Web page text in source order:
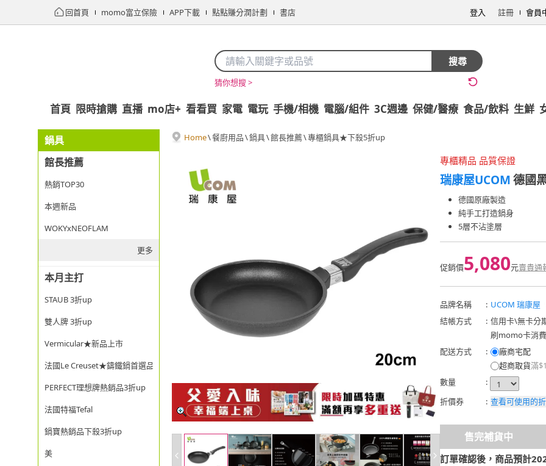
回首頁 momo富立保險 APP下載 點點賺分潤計劃 書店 登入 註冊 會員
搜尋
猜你想搜 >
首頁 限時搶購 直播 mo店+ 看看買 家電 電玩 手機/相機 電腦/組件 3C週邊 保健/醫療 食品/飲料 生鮮
鍋具
館長推薦
熱銷TOP30
本週新品
WOKYxNEOFLAM
更多
本月主打
STAUB 3折up
雙人牌 3折up
Vermicular★新品上市
法國Le Creuset★鑄鐵鍋首選品牌
PERFECT理想牌熱銷品3折up
法國特福Tefal
鍋寶熱銷品下殺3折up
美
Home\餐廚用品\鍋具\館長推薦\專櫃鍋具★下殺5折up
專櫃精品 品質保證
瑞康屋UCOM德國
德國原廠製造
純手工打造鍋身
5層不沾塗層
促銷價5,080元賣貴通
品牌名稱 : UCOM 瑞康屋
結帳方式
: 信用卡\無卡分
刷momo卡消
配送方式
:
廠商宅配
超商取貨滿
數量
:
折價券
: 查看可使用的
售完補貨中
訂單確認後，商品預計